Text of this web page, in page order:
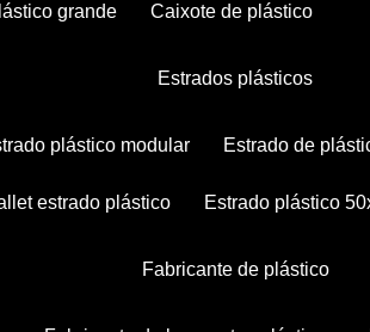
grande caixote de plástico
estrados plásticos
plástico modular estrado de
estrado plástico estrado plástico
fabricante de plástico